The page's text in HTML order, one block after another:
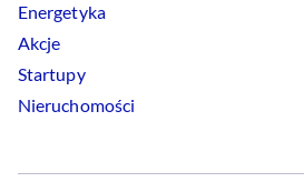
Energetyka
Akcje
Startupy
Nieruchomości